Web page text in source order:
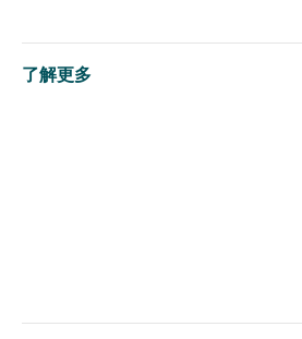
了解更多